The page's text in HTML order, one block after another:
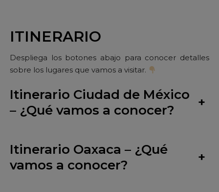
ITINERARIO
Despliega los botones abajo para conocer detalles
sobre los lugares que vamos a visitar.
Itinerario Ciudad de México
– ¿Qué vamos a conocer?
+
Itinerario Oaxaca – ¿Qué
vamos a conocer?
+